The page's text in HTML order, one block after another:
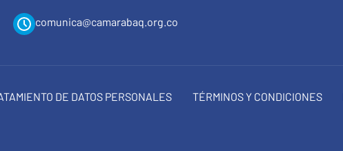
comunica@camarabaq.org.co
DE DATOS PERSONALES TÉRMINOS Y CONDICIONES